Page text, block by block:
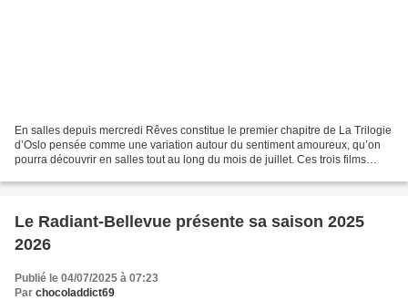
En salles depuis mercredi Rêves constitue le premier chapitre de La Trilogie
d’Oslo pensée comme une variation autour du sentiment amoureux, qu’on
pourra découvrir en salles tout au long du mois de juillet. Ces trois films
Le Radiant-Bellevue présente sa saison 2025
2026
Publié le 04/07/2025 à 07:23
Par chocoladdict69